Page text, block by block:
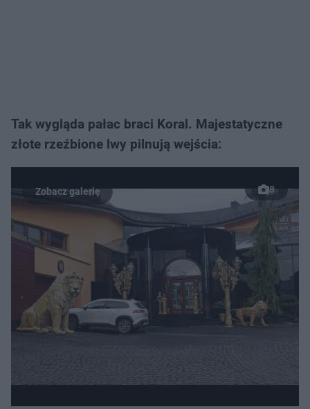
Tak wygląda pałac braci Koral. Majestatyczne
złote rzeźbione lwy pilnują wejścia:
8